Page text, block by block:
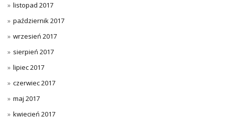
listopad 2017
październik 2017
wrzesień 2017
sierpień 2017
lipiec 2017
czerwiec 2017
maj 2017
kwiecień 2017